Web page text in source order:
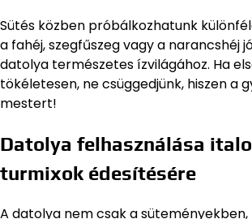
Sütés közben próbálkozhatunk
a fahéj, szegfűszeg vagy a narancshéj
datolya természetes ízvilágához. Ha
tökéletesen, ne csüggedjünk, hiszen a
mestert!
Datolya felhasználása
turmixok édesítésére
A datolya nem csak a